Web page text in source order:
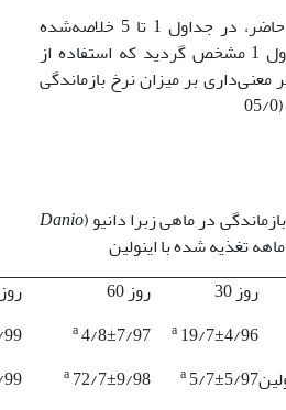
در دوره پرورش تحقیق حاضر، در جداول 1 تا 5 خلاصه‌شده
است. براساس نتایج جدول 1 مشخص ­گردید که استفاده از
معنی‌داری بر میزان نرخ بازماندگی
Danio
روز 30 روز 60
روز
a19/7±4/96
a4/8±7/97
a5/7±5/97
a72/7±9/98